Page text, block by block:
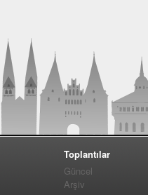
Toplantılar
Güncel
Arşiv